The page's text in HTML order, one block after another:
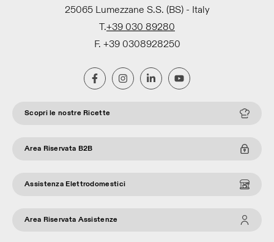
25065 Lumezzane S.S. (BS) - Italy
T.+39 030 89280
F. +39 0308928250
Scopri le nostre Ricette
Area Riservata B2B
Assistenza Elettrodomestici
Area Riservata Assistenze